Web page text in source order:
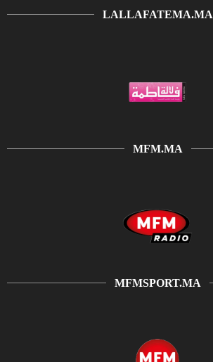
LALLAFATEMA.MA
MFM.MA
MFMSPORT.MA